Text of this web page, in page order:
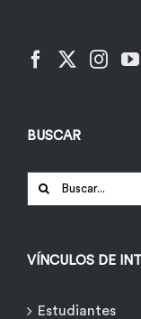
BUSCAR
Buscar:
VÍNCULOS DE
Estudiantes